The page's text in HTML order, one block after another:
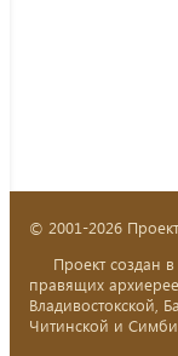
© 2001-2026
Проект создан в
правящих
Владивостокской,
Читинской и